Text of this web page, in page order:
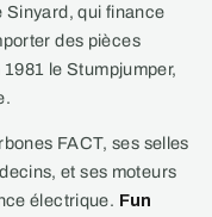
Sinyard, qui finance
des pièces
le Stumpjumper,
FACT, ses selles
et ses moteurs
électrique. Fun